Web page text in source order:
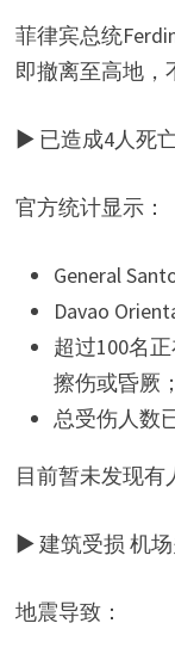
菲律宾总统
即撤离至高地，
▶ 已造成4人死
官方统计显示：
General
Davao
超过100名
擦伤或昏厥；
总受伤人数
目前暂未发现有
▶ 建筑受损 机
地震导致：